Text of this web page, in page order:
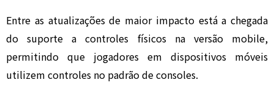
Entre as atualizações de maior impacto está a chegada
do suporte a controles físicos na versão mobile,
permitindo que jogadores em dispositivos móveis
utilizem controles no padrão de consoles.